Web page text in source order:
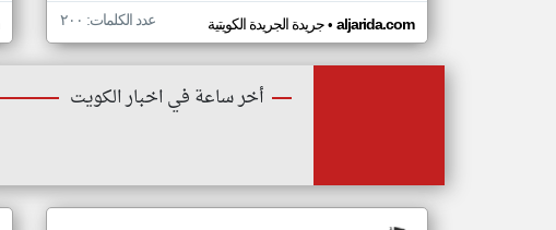
جريدة الجريدة الكويتية• aljarida.com عدد الكلمات: ٢٠٠
أخر ساعة في اخبار الكويت